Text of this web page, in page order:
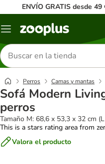
ENVÍO GRATIS desde
Menú
Buscar
productos
Perros Camas y mantas
Sofá Modern
perros
Tamaño M: 68,6 x 53,3 x 32 cm
This is a stars rating area from
Valora el producto